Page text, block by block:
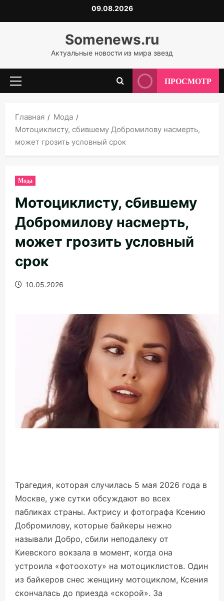
к
09.08.2026
Somenews.ru
Актуальные новости из мира звезд
Основное
ПРОСМОТР
Главная
Мода
Мотоциклисту, сбившему Добромилову насмерть,
может грозить условный срок
Мода
Мотоциклисту, сбившему
Добромилову насмерть,
может грозить условный
срок
10.05.2026
Трагедия, которая случилась 5 мая 2026 года в
Москве, уже сутки обсуждают во всех
пабликах страны. Актрису и фотографа Ксению
Добромилову, которые байкеры нежно
называли Добро, сбили неподалеку от
Киевского вокзала в момент, когда она
устроила «фотоохоту» на мотоциклистов. Один
из байкеров снес женщину мотоциклом, Ксения
скончалась до приезда «скорой». За